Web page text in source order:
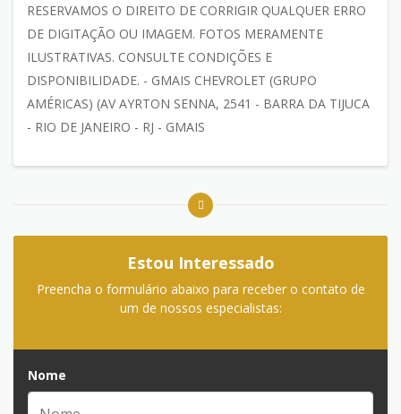
RESERVAMOS O DIREITO DE CORRIGIR QUALQUER ERRO
DE DIGITAÇÃO OU IMAGEM. FOTOS MERAMENTE
ILUSTRATIVAS. CONSULTE CONDIÇÕES E
DISPONIBILIDADE. - GMAIS CHEVROLET (GRUPO
AMÉRICAS) (AV AYRTON SENNA, 2541 - BARRA DA TIJUCA
- RIO DE JANEIRO - RJ - GMAIS
Estou Interessado
Preencha o formulário abaixo para receber o contato de
um de nossos especialistas:
Nome